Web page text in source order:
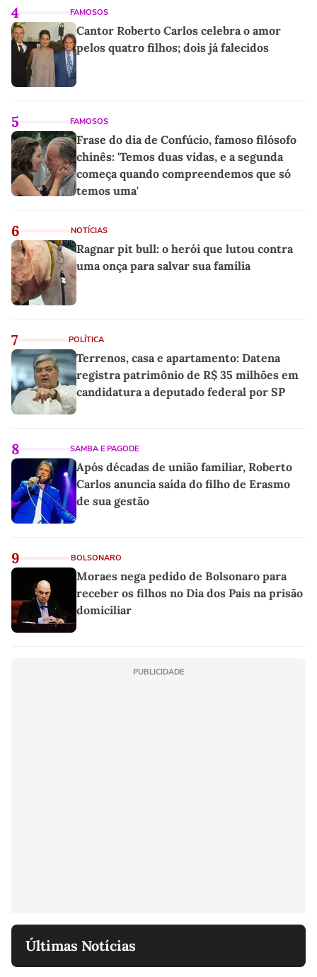
4 FAMOSOS
Cantor Roberto Carlos celebra o amor
pelos quatro filhos; dois já falecidos
5 FAMOSOS
Frase do dia de Confúcio, famoso filósofo
chinês: 'Temos duas vidas, e a segunda
começa quando compreendemos que só
temos uma'
6 NOTÍCIAS
Ragnar pit bull: o herói que lutou contra
uma onça para salvar sua família
7 POLÍTICA
Terrenos, casa e apartamento: Datena
registra patrimônio de R$ 35 milhões em
candidatura a deputado federal por SP
8 SAMBA E PAGODE
Após décadas de união familiar, Roberto
Carlos anuncia saída do filho de Erasmo
de sua gestão
9 BOLSONARO
Moraes nega pedido de Bolsonaro para
receber os filhos no Dia dos Pais na prisão
domiciliar
PUBLICIDADE
Últimas Notícias